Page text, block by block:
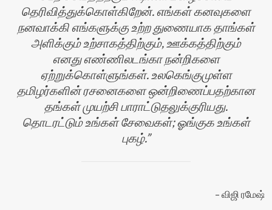
தெரிவித்துக்கொள்கிறேன். எங்கள் கனவுகளை
நனவாக்கி எங்களுக்கு உற்ற துணையாக தாங்கள்
அளிக்கும் உற்சாகத்திற்கும், ஊக்கத்திற்கும்
எனது எண்ணிலடங்கா நன்றிகளை
ஏற்றுக்கொள்ளுங்கள். உலகெங்குமுள்ள
தமிழர்களின் ரசனைகளை ஒன்றிணைப்பதற்கான
தங்கள் முயற்சி பாராட்டுதலுக்குரியது.
தொடரட்டும் உங்கள் சேவைகள்; ஓங்குக உங்கள்
புகழ்.
விஜி ரமேஷ்